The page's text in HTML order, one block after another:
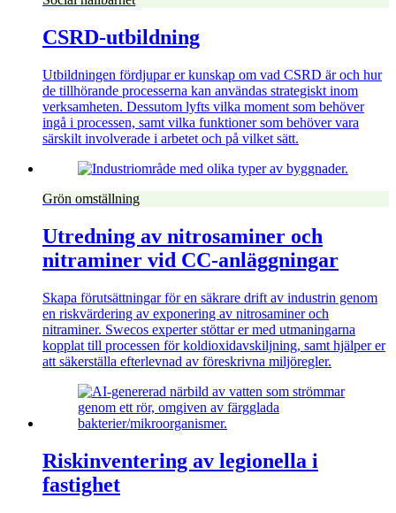
CSRD-utbildning
Utbildningen fördjupar er kunskap om vad CSRD är och hur
de tillhörande processerna kan användas strategiskt inom
verksamheten. Dessutom lyfts vilka moment som behöver
ingå i processen, samt vilka funktioner som behöver vara
särskilt involverade i arbetet och på vilket sätt.
Grön omställning
Utredning av nitrosaminer och
nitraminer vid CC-anläggningar
Skapa förutsättningar för en säkrare drift av industrin genom
en riskvärdering av exponering av nitrosaminer och
nitraminer. Swecos experter stöttar er med utmaningarna
kopplat till processen för koldioxidavskiljning, samt hjälper er
att säkerställa efterlevnad av föreskrivna miljöregler.
Riskinventering av legionella i
fastighet